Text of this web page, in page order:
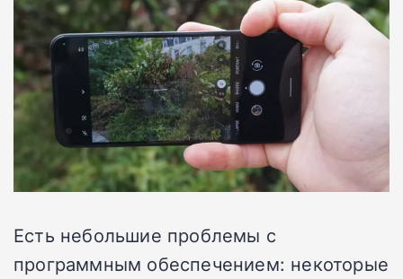
Есть небольшие проблемы с
программным обеспечением: некоторые